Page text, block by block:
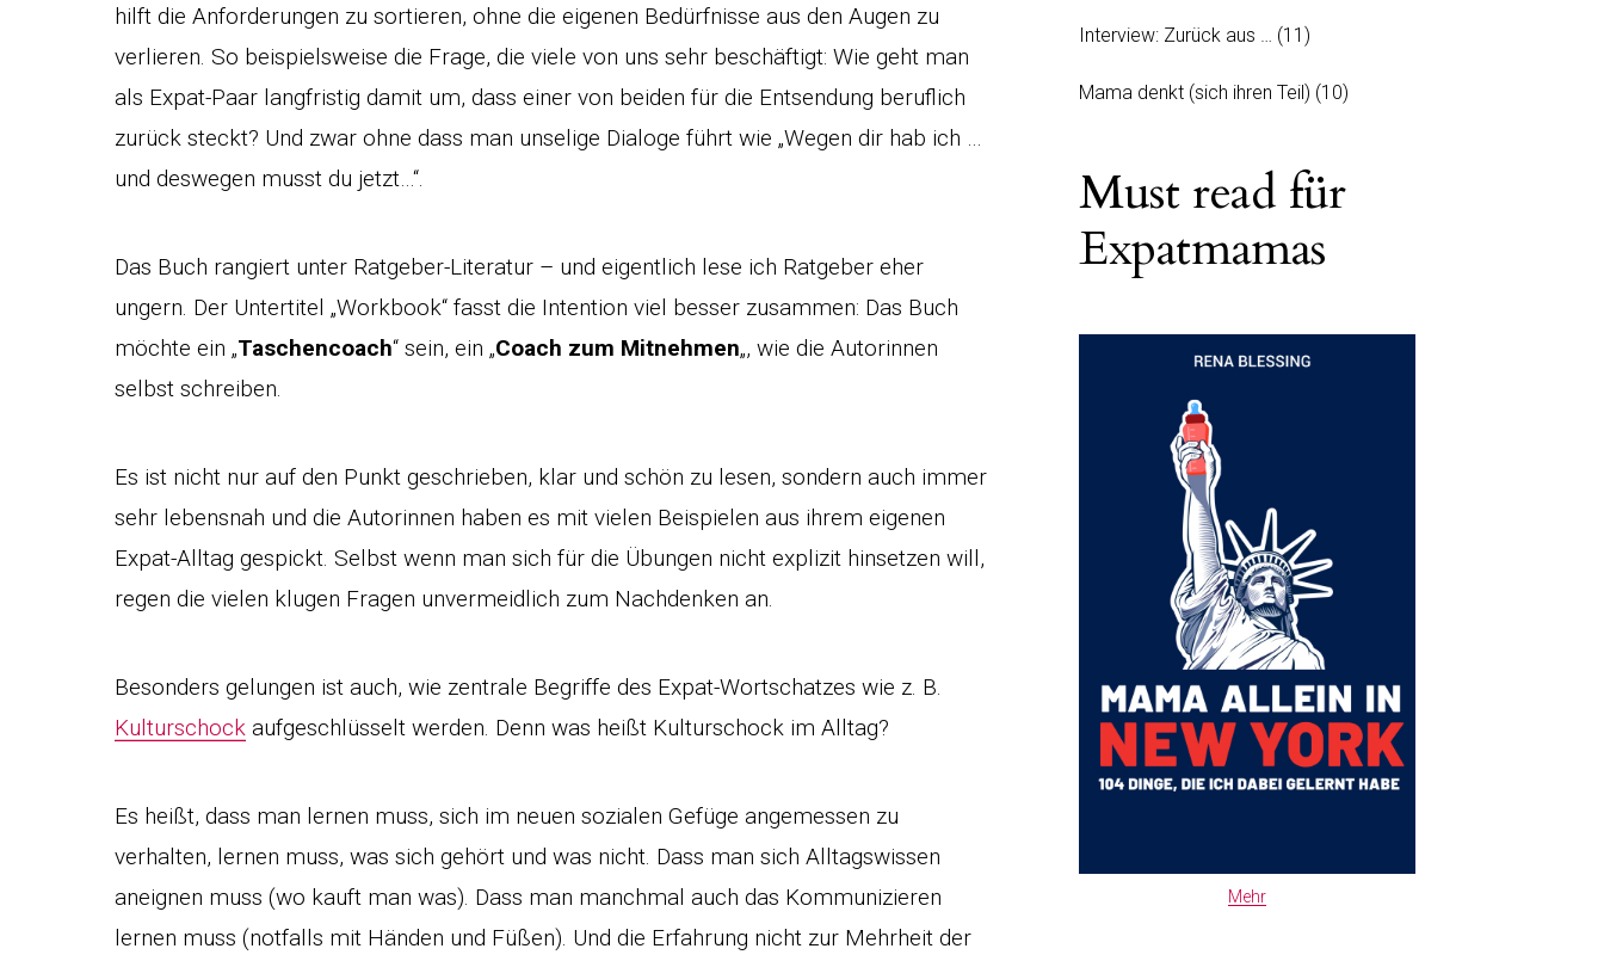
hilft die Anforderungen zu sortieren, ohne die eigenen Bedürfnisse aus den Augen zu
verlieren. So beispielsweise die Frage, die viele von uns sehr beschäftigt: Wie geht man
als Expat-Paar langfristig damit um, dass einer von beiden für die Entsendung beruflich
zurück steckt? Und zwar ohne dass man unselige Dialoge führt wie „Wegen dir hab ich …
und deswegen musst du jetzt…“.
Das Buch rangiert unter Ratgeber-Literatur – und eigentlich lese ich Ratgeber eher
ungern. Der Untertitel „Workbook“ fasst die Intention viel besser zusammen: Das Buch
möchte ein „Taschencoach“ sein, ein „Coach zum Mitnehmen„, wie die Autorinnen
selbst schreiben.
Es ist nicht nur auf den Punkt geschrieben, klar und schön zu lesen, sondern auch immer
sehr lebensnah und die Autorinnen haben es mit vielen Beispielen aus ihrem eigenen
Expat-Alltag gespickt. Selbst wenn man sich für die Übungen nicht explizit hinsetzen will,
regen die vielen klugen Fragen unvermeidlich zum Nachdenken an.
Besonders gelungen ist auch, wie zentrale Begriffe des Expat-Wortschatzes wie z. B.
Kulturschock aufgeschlüsselt werden. Denn was heißt Kulturschock im Alltag?
Es heißt, dass man lernen muss, sich im neuen sozialen Gefüge angemessen zu
verhalten, lernen muss, was sich gehört und was nicht. Dass man sich Alltagswissen
aneignen muss (wo kauft man was). Dass man manchmal auch das Kommunizieren
lernen muss (notfalls mit Händen und Füßen). Und die Erfahrung nicht zur Mehrheit der
Interview: Zurück aus … (11)
Mama denkt (sich ihren Teil) (10)
Must read für
Expatmamas
Mehr